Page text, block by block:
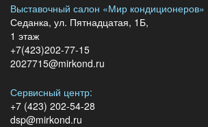
Выставочный салон «Мир кондиционеров»
Седанка, ул. Пятнадцатая, 1Б,
1 этаж
+7(423)202-77-15
2027715@mirkond.ru
Сервисный центр:
+7 (423) 202-54-28
dsp@mirkond.ru